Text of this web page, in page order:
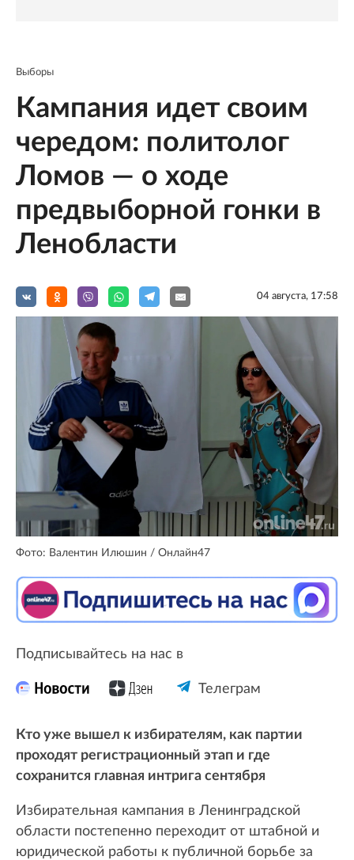
Выборы
Кампания идет своим
чередом: политолог
Ломов — о ходе
предвыборной гонки в
Ленобласти
04 августа, 17:58
Фото: Валентин Илюшин / Онлайн47
Подписывайтесь на нас в
Телеграм
Кто уже вышел к избирателям, как партии
проходят регистрационный этап и где
сохранится главная интрига сентября
Избирательная кампания в Ленинградской
области постепенно переходит от штабной и
юридической работы к публичной борьбе за